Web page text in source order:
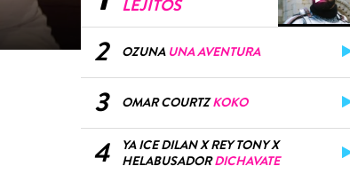
LEJITOS
2 OZUNA UNA AVENTURA
3 OMAR COURTZKOKO
4
YA ICE DILAN X REY TONY X
HELABUSADORDICHAVATE